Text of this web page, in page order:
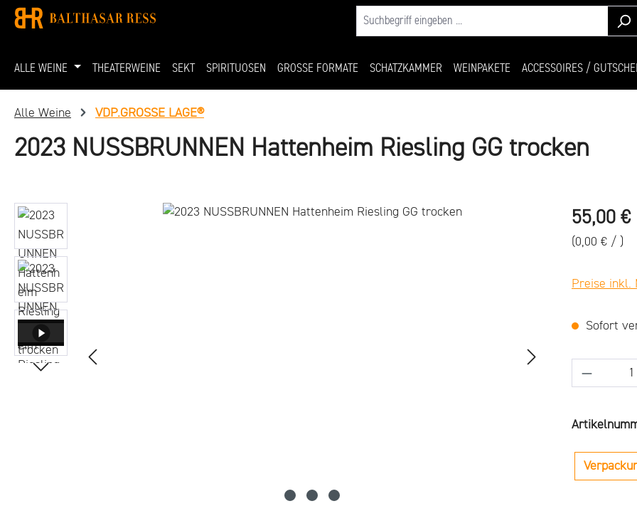
Hauptinhalt springen
Zur Suche springen
Zur Hauptnavigation springen
ALLE WEINE THEATERWEINE SEKT SPIRITUOSEN GROSSE FORMATE SCHATZKAMMER WEINPAKETE ACCESSOIRES /
Alle Weine VDP.GROSSE LAGE®
2023 NUSSBRUNNEN Hattenheim Riesling GG trocken
Bildergalerie überspringen Regulärer
55,00 €
(0,00 € / )
Preise inkl.
Sofort